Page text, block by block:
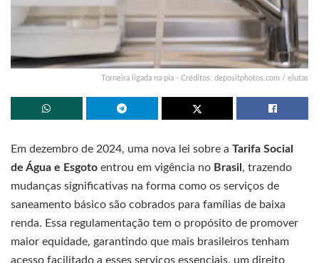
Torneira ligada na pia - Créditos: depositphotos.com / elutas
Em dezembro de 2024, uma nova lei sobre a Tarifa Social
de Água e Esgoto entrou em vigência no Brasil , trazendo
mudanças significativas na forma como os serviços de
saneamento básico são cobrados para famílias de baixa
renda. Essa regulamentação tem o propósito de promover
maior equidade, garantindo que mais brasileiros tenham
acesso facilitado a esses serviços essenciais, um direito